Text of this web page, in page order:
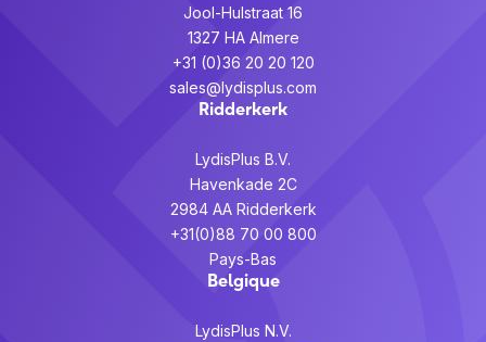
Jool-Hulstraat 16
1327 HA Almere
+31 (0)36 20 20 120
sales@lydisplus.com
Ridderkerk
LydisPlus B.V.
Havenkade 2C
2984 AA Ridderkerk
+31(0)88 70 00 800
Pays-Bas
Belgique
LydisPlus N.V.